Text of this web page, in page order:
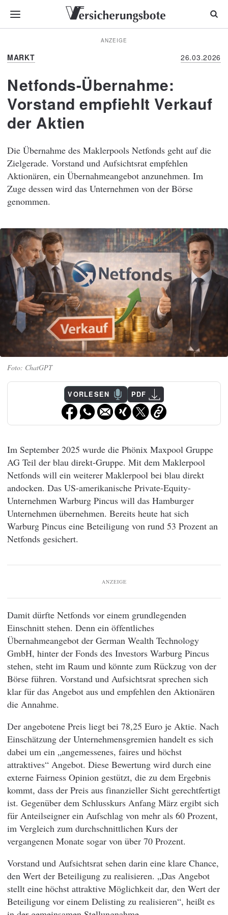
ANZEIGE
MARKT 26.03.2026
Netfonds-Übernahme:
Vorstand empfiehlt Verkauf
der Aktien
Die Übernahme des Maklerpools Netfonds geht auf die
Zielgerade. Vorstand und Aufsichtsrat empfehlen
Aktionären, ein Übernahmeangebot anzunehmen. Im
Zuge dessen wird das Unternehmen von der Börse
genommen.
ChatGPT
VORLESEN PDF
Im September 2025 wurde die Phönix Maxpool Gruppe
AG Teil der blau direkt-Gruppe. Mit dem Maklerpool
Netfonds will ein weiterer Maklerpool bei blau direkt
andocken. Das US-amerikanische Private-Equity-
Unternehmen Warburg Pincus will das Hamburger
Unternehmen übernehmen. Bereits heute hat sich
Warburg Pincus eine Beteiligung von rund 53 Prozent an
Netfonds gesichert.
ANZEIGE
Damit dürfte Netfonds vor einem grundlegenden
Einschnitt stehen. Denn ein öffentliches
Übernahmeangebot der German Wealth Technology
GmbH, hinter der Fonds des Investors Warburg Pincus
stehen, steht im Raum und könnte zum Rückzug von der
Börse führen. Vorstand und Aufsichtsrat sprechen sich
klar für das Angebot aus und empfehlen den Aktionären
die Annahme.
Der angebotene Preis liegt bei 78,25 Euro je Aktie. Nach
Einschätzung der Unternehmensgremien handelt es sich
dabei um ein „angemessenes, faires und höchst
attraktives“ Angebot. Diese Bewertung wird durch eine
externe Fairness Opinion gestützt, die zu dem Ergebnis
kommt, dass der Preis aus finanzieller Sicht gerechtfertigt
ist. Gegenüber dem Schlusskurs Anfang März ergibt sich
für Anteilseigner ein Aufschlag von mehr als 60 Prozent,
im Vergleich zum durchschnittlichen Kurs der
vergangenen Monate sogar von über 70 Prozent.
Vorstand und Aufsichtsrat sehen darin eine klare Chance,
den Wert der Beteiligung zu realisieren. „Das Angebot
stellt eine höchst attraktive Möglichkeit dar, den Wert der
Beteiligung vor einem Delisting zu realisieren“, heißt es